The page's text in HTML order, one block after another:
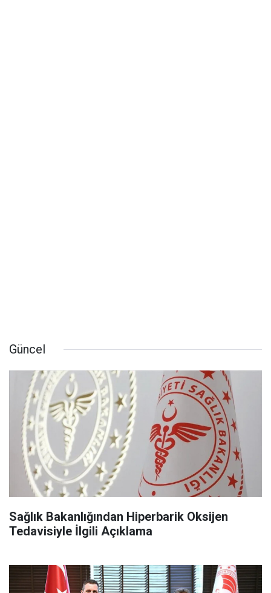
Güncel
Sağlık Bakanlığından Hiperbarik Oksijen
Tedavisiyle İlgili Açıklama